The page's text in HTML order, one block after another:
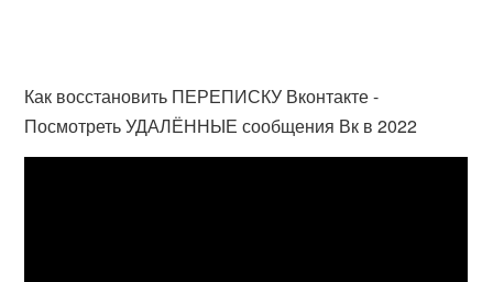
Как восстановить ПЕРЕПИСКУ Вконтакте -
Посмотреть УДАЛЁННЫЕ сообщения Вк в 2022